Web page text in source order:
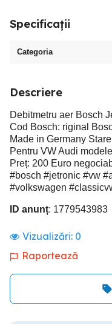
Specificații
Categoria
Descriere
Debitmetru aer Bosch
Cod Bosch: riginal
Made in Germany
Pentru VW Audi
Preț: 200 Euro
#bosch #jetronic #vw
#volkswagen
ID anunț: 1779543983
Vizualizări: 0
Raportează